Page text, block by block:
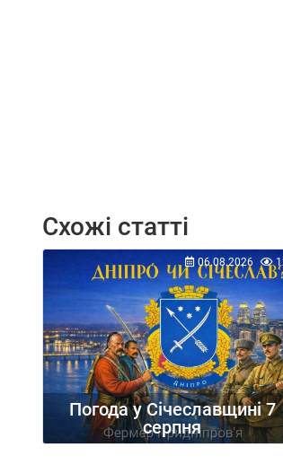
Схожі статті
Погода у Січеславщині 7
серпня
06.08.2026